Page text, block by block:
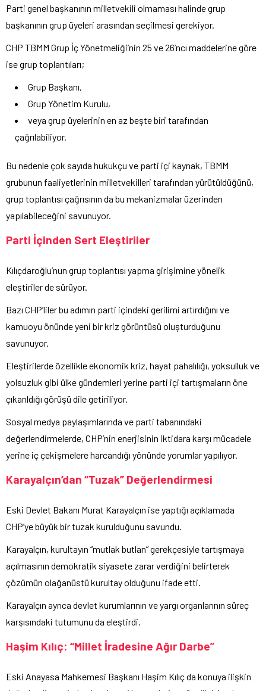
Parti genel başkanının milletvekili olmaması halinde grup
başkanının grup üyeleri arasından seçilmesi gerekiyor.
CHP TBMM Grup İç Yönetmeliği’nin 25 ve 26’ncı maddelerine göre
ise grup toplantıları;
Grup Başkanı,
Grup Yönetim Kurulu,
veya grup üyelerinin en az beşte biri tarafından
çağrılabiliyor.
Bu nedenle çok sayıda hukukçu ve parti içi kaynak, TBMM
grubunun faaliyetlerinin milletvekilleri tarafından yürütüldüğünü,
grup toplantısı çağrısının da bu mekanizmalar üzerinden
yapılabileceğini savunuyor.
Parti İçinden Sert Eleştiriler
Kılıçdaroğlu’nun grup toplantısı yapma girişimine yönelik
eleştiriler de sürüyor.
Bazı CHP’liler bu adımın parti içindeki gerilimi artırdığını ve
kamuoyu önünde yeni bir kriz görüntüsü oluşturduğunu
savunuyor.
Eleştirilerde özellikle ekonomik kriz, hayat pahalılığı, yoksulluk ve
yolsuzluk gibi ülke gündemleri yerine parti içi tartışmaların öne
çıkarıldığı görüşü dile getiriliyor.
Sosyal medya paylaşımlarında ve parti tabanındaki
değerlendirmelerde, CHP’nin enerjisinin iktidara karşı mücadele
yerine iç çekişmelere harcandığı yönünde yorumlar yapılıyor.
Karayalçın’dan “Tuzak” Değerlendirmesi
Eski Devlet Bakanı Murat Karayalçın ise yaptığı açıklamada
CHP’ye büyük bir tuzak kurulduğunu savundu.
Karayalçın, kurultayın “mutlak butlan” gerekçesiyle tartışmaya
açılmasının demokratik siyasete zarar verdiğini belirterek
çözümün olağanüstü kurultay olduğunu ifade etti.
Karayalçın ayrıca devlet kurumlarının ve yargı organlarının süreç
karşısındaki tutumunu da eleştirdi.
Haşim Kılıç: “Millet İradesine Ağır Darbe”
Eski Anayasa Mahkemesi Başkanı Haşim Kılıç da konuya ilişkin